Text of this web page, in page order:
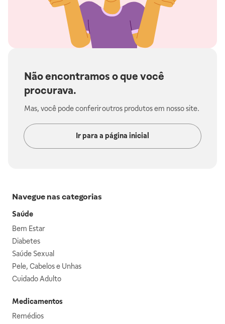
Não encontramos o que você
procurava.
Mas, você pode conferir outros produtos em nosso site.
Ir para a página inicial
Navegue nas categorias
Saúde
Bem Estar
Diabetes
Saúde Sexual
Pele, Cabelos e Unhas
Cuidado Adulto
Medicamentos
Remédios